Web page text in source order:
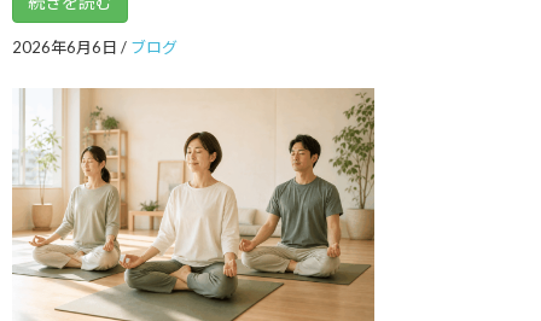
2019年12月
2019年11月
2019年10月
2019年9月
2019年8月
2019年7月
2019年6月
2026年6月6日 / ブログ